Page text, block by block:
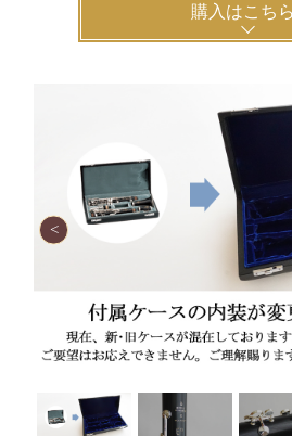
購入はこちら